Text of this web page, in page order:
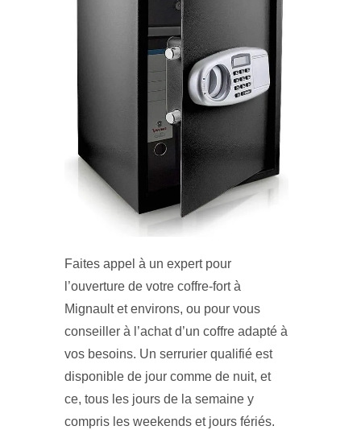
Faites appel à un expert pour
l’ouverture de votre coffre-fort à
Mignault et environs, ou pour vous
conseiller à l’achat d’un coffre adapté à
vos besoins. Un serrurier qualifié est
disponible de jour comme de nuit, et
ce, tous les jours de la semaine y
compris les weekends et jours fériés.